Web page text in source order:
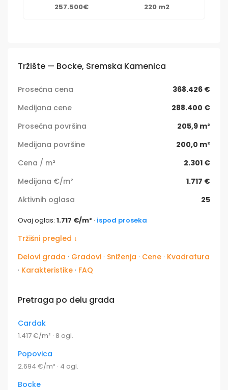
257.500€ 220 m2
Tržište — Bocke, Sremska Kamenica
Prosečna cena
368.426 €
Medijana cene
288.400 €
Prosečna površina
205,9 m²
Medijana površine
200,0 m²
Cena / m²
2.301 €
Medijana €/m²
1.717 €
Aktivnih oglasa
25
Ovaj oglas: 1.717 €/m² · ispod proseka
Tržišni pregled ↓
Delovi grada · Gradovi · Sniženja · Cene · Kvadratura
· Karakteristike · FAQ
Pretraga po delu grada
Cardak
1.417 €/m² · 8 ogl.
Popovica
2.694 €/m² · 4 ogl.
Bocke